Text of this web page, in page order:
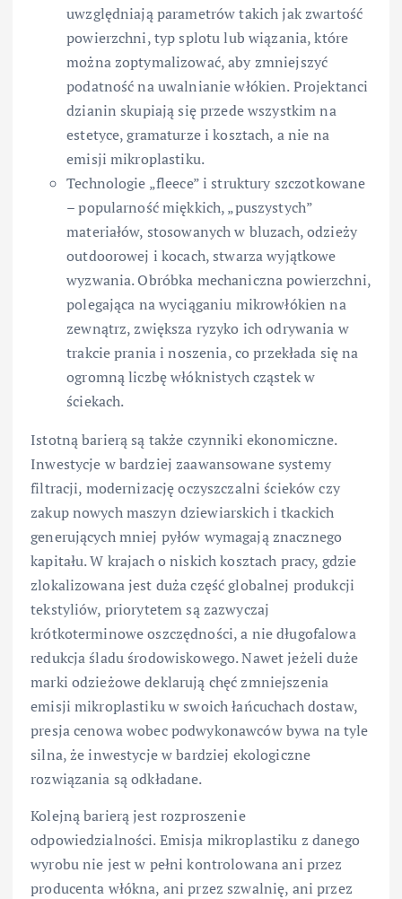
uwzględniają parametrów takich jak zwartość
powierzchni, typ splotu lub wiązania, które
można zoptymalizować, aby zmniejszyć
podatność na uwalnianie włókien. Projektanci
dzianin skupiają się przede wszystkim na
estetyce, gramaturze i kosztach, a nie na
emisji mikroplastiku.
Technologie „fleece” i struktury szczotkowane
– popularność miękkich, „puszystych”
materiałów, stosowanych w bluzach, odzieży
outdoorowej i kocach, stwarza wyjątkowe
wyzwania. Obróbka mechaniczna powierzchni,
polegająca na wyciąganiu mikrowłókien na
zewnątrz, zwiększa ryzyko ich odrywania w
trakcie prania i noszenia, co przekłada się na
ogromną liczbę włóknistych cząstek w
ściekach.
Istotną barierą są także czynniki ekonomiczne.
Inwestycje w bardziej zaawansowane systemy
filtracji, modernizację oczyszczalni ścieków czy
zakup nowych maszyn dziewiarskich i tkackich
generujących mniej pyłów wymagają znacznego
kapitału. W krajach o niskich kosztach pracy, gdzie
zlokalizowana jest duża część globalnej produkcji
tekstyliów, priorytetem są zazwyczaj
krótkoterminowe oszczędności, a nie długofalowa
redukcja śladu środowiskowego. Nawet jeżeli duże
marki odzieżowe deklarują chęć zmniejszenia
emisji mikroplastiku w swoich łańcuchach dostaw,
presja cenowa wobec podwykonawców bywa na tyle
silna, że inwestycje w bardziej ekologiczne
rozwiązania są odkładane.
Kolejną barierą jest rozproszenie
odpowiedzialności. Emisja mikroplastiku z danego
wyrobu nie jest w pełni kontrolowana ani przez
producenta włókna, ani przez szwalnię, ani przez